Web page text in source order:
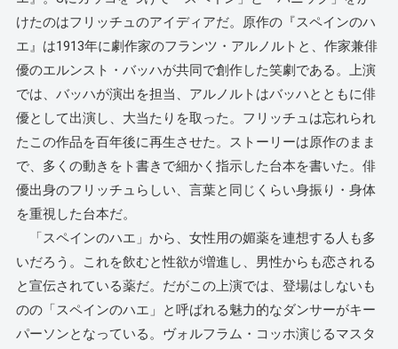
けたのはフリッチュのアイディアだ。原作の『スペインのハ
エ』は1913年に劇作家のフランツ・アルノルトと、作家兼俳
優のエルンスト・バッハが共同で創作した笑劇である。上演
では、バッハが演出を担当、アルノルトはバッハとともに俳
優として出演し、大当たりを取った。フリッチュは忘れられ
たこの作品を百年後に再生させた。ストーリーは原作のまま
で、多くの動きをト書きで細かく指示した台本を書いた。俳
優出身のフリッチュらしい、言葉と同じくらい身振り・身体
を重視した台本だ。
「スペインのハエ」から、女性用の媚薬を連想する人も多
いだろう。これを飲むと性欲が増進し、男性からも恋される
と宣伝されている薬だ。だがこの上演では、登場はしないも
のの「スペインのハエ」と呼ばれる魅力的なダンサーがキー
パーソンとなっている。ヴォルフラム・コッホ演じるマスタ